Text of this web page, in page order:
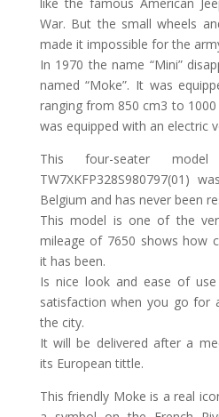
War. But the small wheels
made it impossible for the
In 1970 the name “Mini”
named “Moke”. It was
ranging from 850 cm3 to
was equipped with an electric
This four-seater
TW7XKFP328S980797(01)
Belgium and has never been
This model is one of the
mileage of 7650 shows how
it has been.
Is nice look and ease of
satisfaction when you go for
the city.
It will be delivered after a
its European tittle.
This friendly Moke is a real